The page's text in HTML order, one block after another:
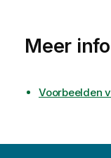
Meer
Voorbeelden